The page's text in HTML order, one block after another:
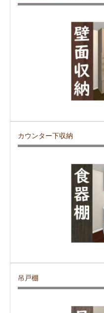
カウンター下収納
吊戸棚